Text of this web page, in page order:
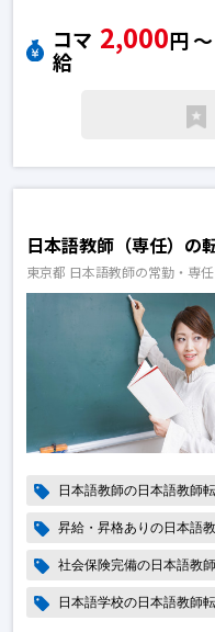
※求人によっては募集が終了
い。日本語教師の転職求人
コマ
給
2,000円 〜
日本語教師（専任）の
東京都 日本語教師の常勤・専
日本語教師の日本語教師
昇給・昇格ありの日本語
社会保険完備の日本語教
日本語学校の日本語教師